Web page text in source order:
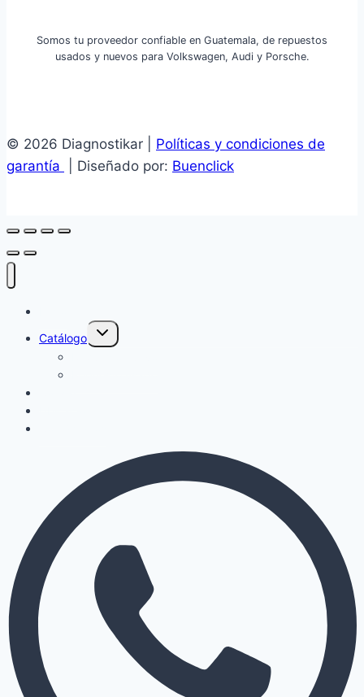
Somos tu proveedor confiable en Guatemala, de repuestos
usados y nuevos para Volkswagen, Audi y Porsche.
© 2026 Diagnostikar | Políticas y condiciones de
garantía
| Diseñado por: Buenclick
Catálogo
Alternar
menú